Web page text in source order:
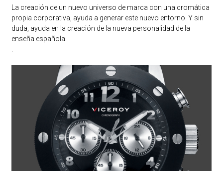
La creación de un nuevo universo de marca con una cromática
propia corporativa, ayuda a generar este nuevo entorno. Y sin
duda, ayuda en la creación de la nueva personalidad de la
enseña española.
.